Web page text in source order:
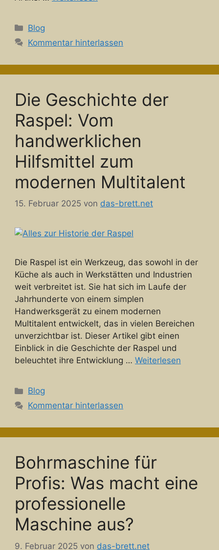
Kategorien
Blog
Kommentar hinterlassen
Die Geschichte der
Raspel: Vom
handwerklichen
Hilfsmittel zum
modernen Multitalent
15. Februar 2025 von das-brett.net
Die Raspel ist ein Werkzeug, das sowohl in der
Küche als auch in Werkstätten und Industrien
weit verbreitet ist. Sie hat sich im Laufe der
Jahrhunderte von einem simplen
Handwerksgerät zu einem modernen
Multitalent entwickelt, das in vielen Bereichen
unverzichtbar ist. Dieser Artikel gibt einen
Einblick in die Geschichte der Raspel und
beleuchtet ihre Entwicklung … Weiterlesen
Kategorien
Blog
Kommentar hinterlassen
Bohrmaschine für
Profis: Was macht eine
professionelle
Maschine aus?
9. Februar 2025 von das-brett.net